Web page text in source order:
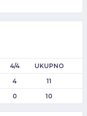
4/4
UKUPNO
4
11
0 10